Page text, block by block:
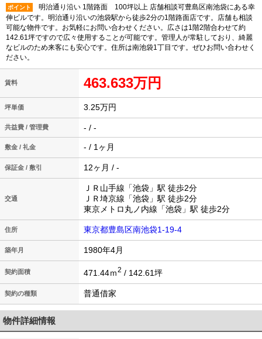
ポイント
明治通り沿い 1階路面 100坪以上 店舗相談可豊島区南池袋にある幸
伸ビルです。明治通り沿いの池袋駅から徒歩2分の1階路面店です。店舗も相談
可能な物件です。お気軽にお問い合わせください。広さは1階2階合わせて約
142.61坪ですので広々使用することが可能です。管理人が常駐しており、綺麗
なビルのため来客にも安心です。住所は南池袋1丁目です。ぜひお問い合わせく
ださい。
賃料 463.633万円
坪単価 3.25万円
共益費 / 管理費 - / -
敷金 / 礼金 - / 1ヶ月
保証金 / 敷引 12ヶ月 / -
交通
ＪＲ山手線「池袋」駅 徒歩2分
ＪＲ埼京線「池袋」駅 徒歩2分
東京メトロ丸ノ内線「池袋」駅 徒歩2分
住所 東京都豊島区南池袋1-19-4
築年月 1980年4月
契約面積 471.44ｍ2 / 142.61坪
契約の種類
物件詳細情報